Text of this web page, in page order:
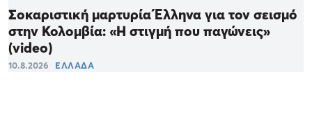
Σοκαριστική μαρτυρία Έλληνα για τον σεισμό
στην Κολομβία: «Η στιγμή που παγώνεις»
(video)
10.8.2026 ΕΛΛΑΔΑ